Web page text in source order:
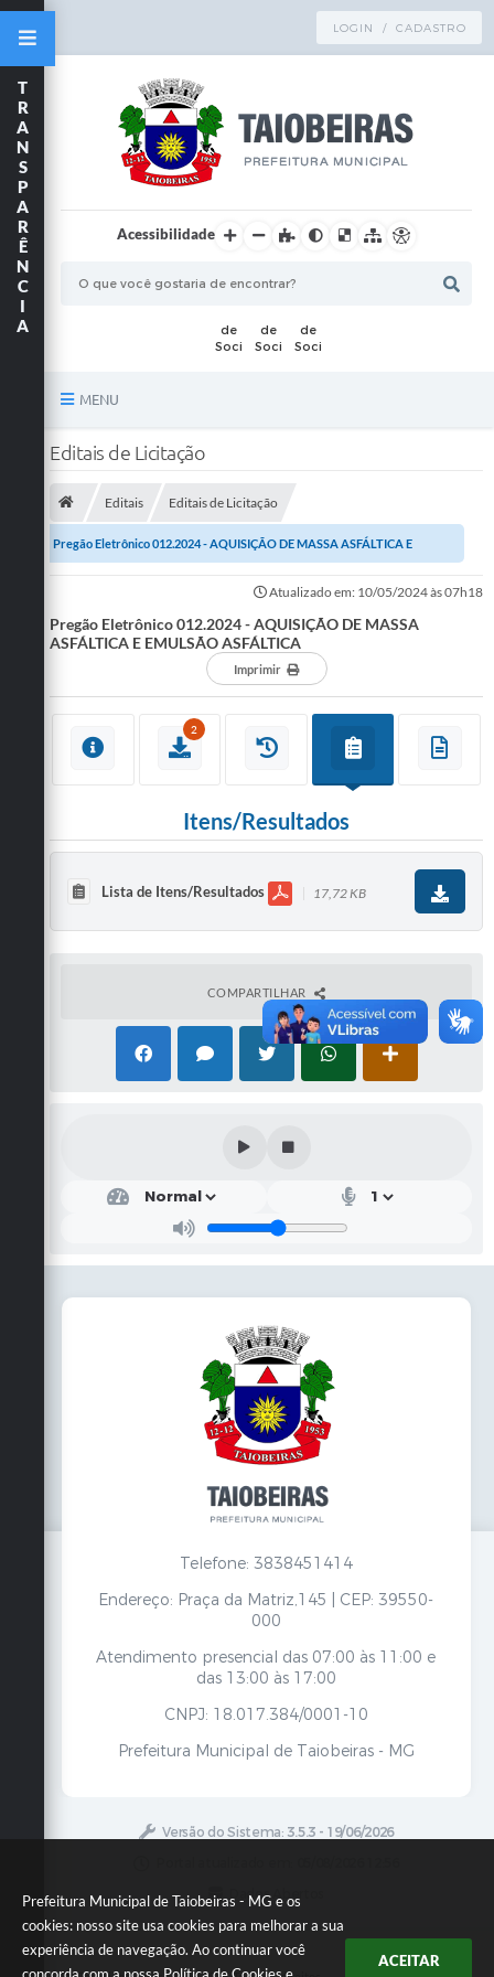
Prefeitura Municipal de Taiobeiras - MG e os
cookies: nosso site usa cookies para melhorar a sua
experiência de navegação. Ao continuar você
ACEITAR
LOGIN / CADASTRO
Acessibilidade
MENU
Principal
A Nossa Cidade
Notícias
Formulários
Enquete
Sala M. do Empreendedor
T
R
A
N
S
P
A
R
Ê
N
C
I
A
Editais de Licitação
Editais Editais de Licitação
Pregão Eletrônico 012.2024 - AQUISIÇÃO DE MASSA ASFÁLTICA E
Atualizado em: 10/05/2024 às 07h18
Pregão Eletrônico 012.2024 - AQUISIÇÃO DE MASSA
ASFÁLTICA E EMULSÃO ASFÁLTICA
Imprimir
2
Itens/Resultados
Lista de Itens/Resultados 17,72 KB
COMPARTILHAR
Telefone: 3838451414
Endereço: Praça da Matriz,145 | CEP: 39550-
000
Atendimento presencial das 07:00 às 11:00 e
das 13:00 às 17:00
CNPJ: 18.017.384/0001-10
Prefeitura Municipal de Taiobeiras - MG
Versão do Sistema: 3.5.3 - 19/06/2026
Dados Abertos